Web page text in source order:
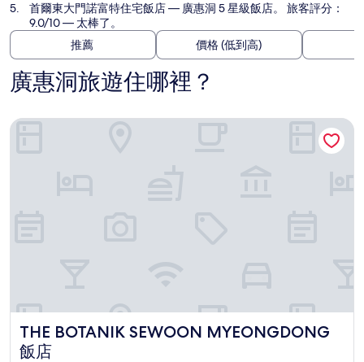
首爾東大門諾富特住宅飯店— 廣惠洞 5 星級飯店。 旅客評分：
9.0/10 — 太棒了。
推薦
價格 (低到高)
廣惠洞旅遊住哪裡？
THE BOTANIK SEWOON MYEONGDONG
飯店
THE BOTANIK SEWOON MYEONGDONG 飯店
THE BOTANIK SEWOON MYEONGDONG 飯店